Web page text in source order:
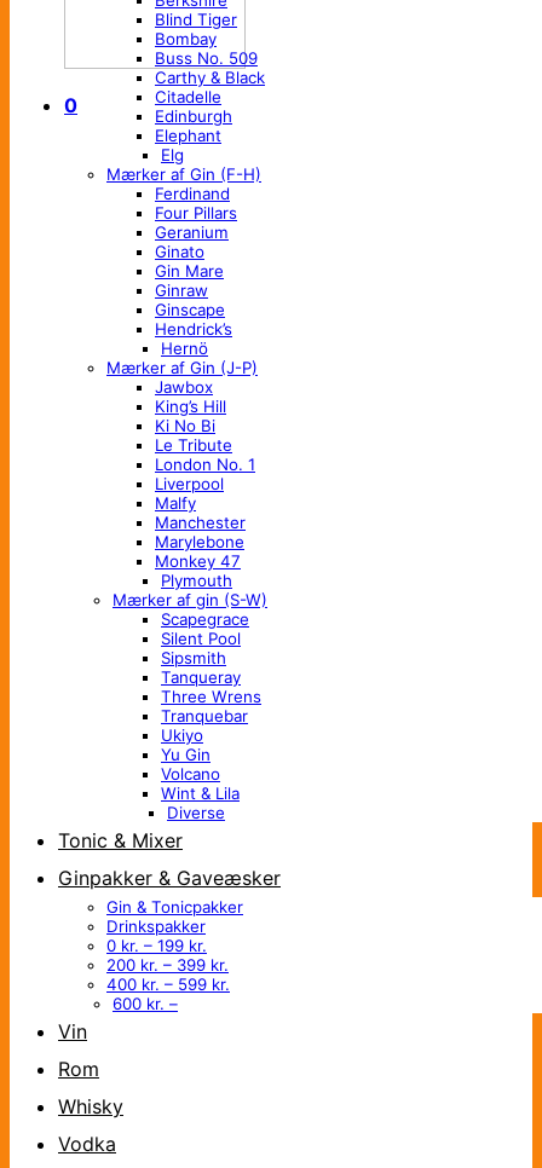
0
Blind Tiger
Bombay
Buss No. 509
Carthy & Black
Citadelle
Edinburgh
Elephant
Elg
Mærker af Gin (F-H)
Ferdinand
Four Pillars
Geranium
Ginato
Gin Mare
Ginraw
Ginscape
Hendrick’s
Hernö
Mærker af Gin (J-P)
Jawbox
King’s Hill
Ki No Bi
Le Tribute
London No. 1
Liverpool
Malfy
Manchester
Marylebone
Monkey 47
Plymouth
Mærker af gin (S-W)
Scapegrace
Silent Pool
Sipsmith
Tanqueray
Three Wrens
Tranquebar
Ukiyo
Yu Gin
Volcano
Wint & Lila
Diverse
Tonic & Mixer
Ginpakker & Gaveæsker
Gin & Tonicpakker
Drinkspakker
0 kr. – 199 kr.
200 kr. – 399 kr.
400 kr. – 599 kr.
600 kr. –
Vin
Rom
Whisky
Vodka